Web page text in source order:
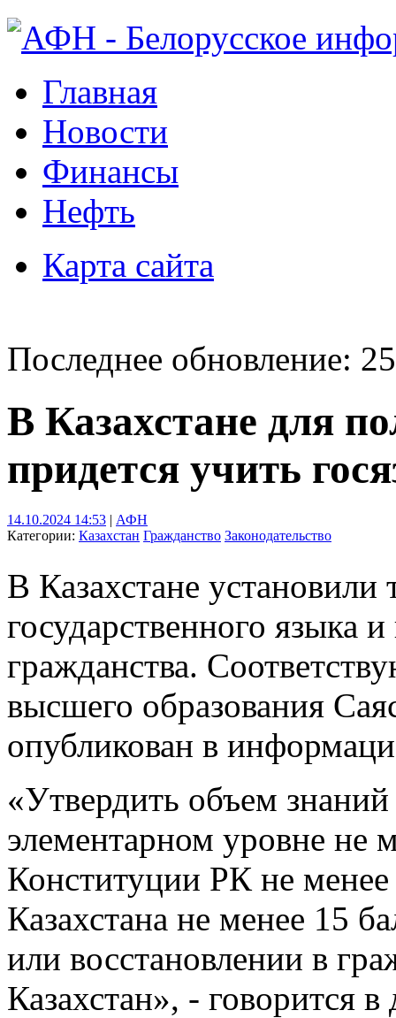
Главная
Новости
Финансы
Нефть
Карта сайта
Последнее обновление:
В Казахстане для
придется учить
14.10.2024 14:53 | АФН
Категории: Казахстан Гражданство Законодательство
В Казахстане
государственного языка
гражданства.
высшего образования
опубликован в
«Утвердить объем знаний
элементарном уровне не
Конституции РК не
Казахстана не менее 15
или восстановлении в
Казахстан», - говорится